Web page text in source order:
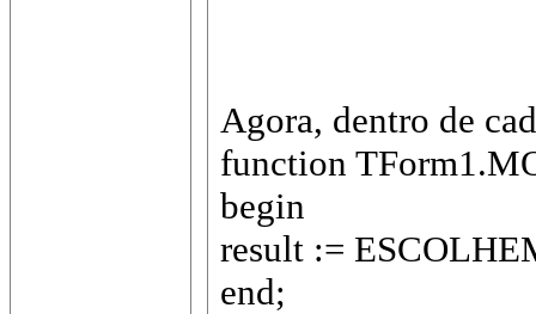
Agora, dentro de
function
begin
result :=
end;